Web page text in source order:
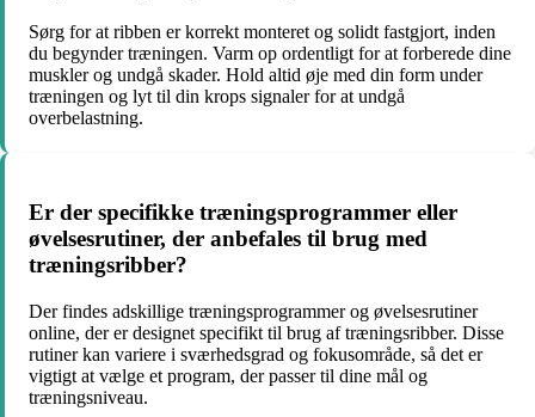
Sørg for at ribben er korrekt monteret og solidt fastgjort, inden
du begynder træningen. Varm op ordentligt for at forberede dine
muskler og undgå skader. Hold altid øje med din form under
træningen og lyt til din krops signaler for at undgå
overbelastning.
Er der specifikke træningsprogrammer eller
øvelsesrutiner, der anbefales til brug med
træningsribber?
Der findes adskillige træningsprogrammer og øvelsesrutiner
online, der er designet specifikt til brug af træningsribber. Disse
rutiner kan variere i sværhedsgrad og fokusområde, så det er
vigtigt at vælge et program, der passer til dine mål og
træningsniveau.